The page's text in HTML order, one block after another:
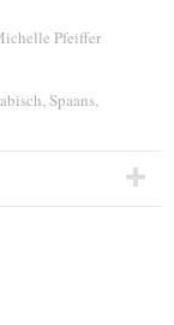
Pfeiffer
Spaans,